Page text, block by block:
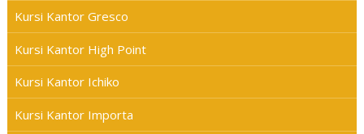
Kursi Kantor Gresco
Kursi Kantor High Point
Kursi Kantor Ichiko
Kursi Kantor Importa